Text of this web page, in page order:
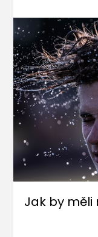
Jak by měli